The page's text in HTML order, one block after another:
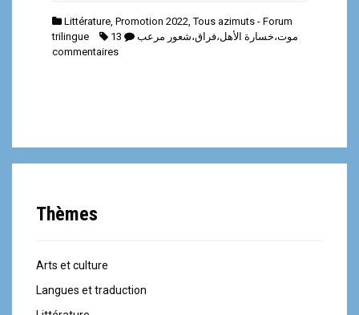
Littérature Promotion 2022 ,Tous azimuts - Forum
trilingue
موت،خسارة الأهل،فراق،شعور مرعب
13
commentaires
Thèmes
Arts et culture
Langues et traduction